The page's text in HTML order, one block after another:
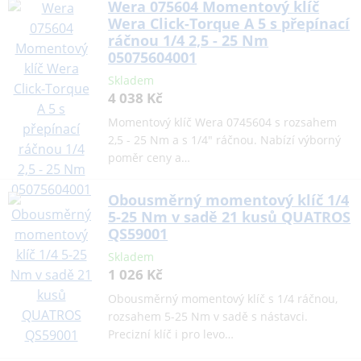
Wera 075604 Momentový klíč
Wera Click-Torque A 5 s přepínací
ráčnou 1/4 2,5 - 25 Nm
05075604001
Skladem
4 038 Kč
Momentový klíč Wera 0745604 s rozsahem
2,5 - 25 Nm a s 1/4" ráčnou. Nabízí výborný
poměr ceny a…
Obousměrný momentový klíč 1/4
5-25 Nm v sadě 21 kusů QUATROS
QS59001
Skladem
1 026 Kč
Obousměrný momentový klíč s 1/4 ráčnou,
rozsahem 5-25 Nm v sadě s nástavci.
Precizní klíč i pro levo…